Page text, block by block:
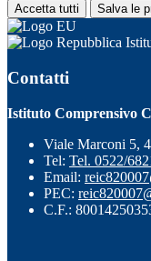
Accetta tutti Salva le
Contatti
Istituto Comprensivo
Viale Marconi 5,
Tel: Tel. 0522/
Email:
PEC:
C.F.: